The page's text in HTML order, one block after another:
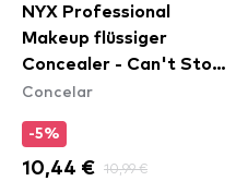
NYX Professional
Makeup flüssiger
Concealer - Can't Stop
Won't Stop Contour
(CSWSC16)
Concelar
-5%
10,44 € 10,99 €